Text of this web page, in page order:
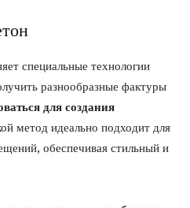
специальные технологии
разнообразные фактуры
для создания
метод идеально подходит для
обеспечивая стильный и